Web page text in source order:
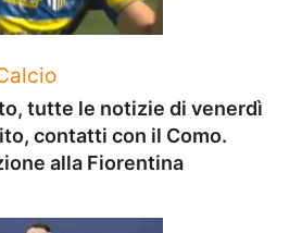
tutte le notizie di venerdì
contatti con il Como.
alla Fiorentina